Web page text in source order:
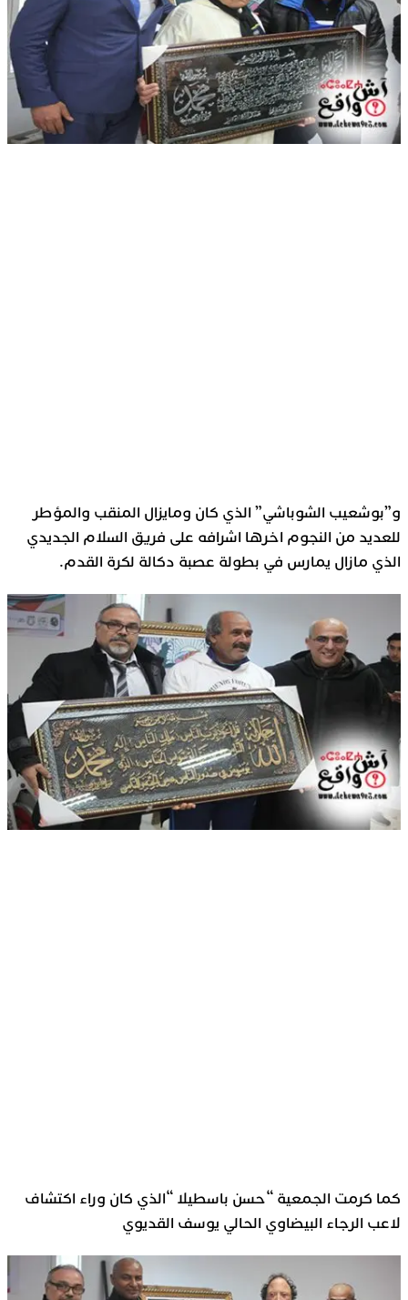
و”بوشعيب الشوباشي” الذي كان ومايزال المنقب والمؤطر
للعديد من النجوم اخرها اشرافه على فريق السلام الجديدي
الذي مازال يمارس في بطولة عصبة دكالة لكرة القدم.
كما كرمت الجمعية “حسن باسطيلا “الذي كان وراء اكتشاف
لاعب الرجاء البيضاوي الحالي يوسف القديوي